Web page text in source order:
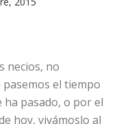
necios, no
el tiempo
pasado, o por el
hoy, vivámoslo al